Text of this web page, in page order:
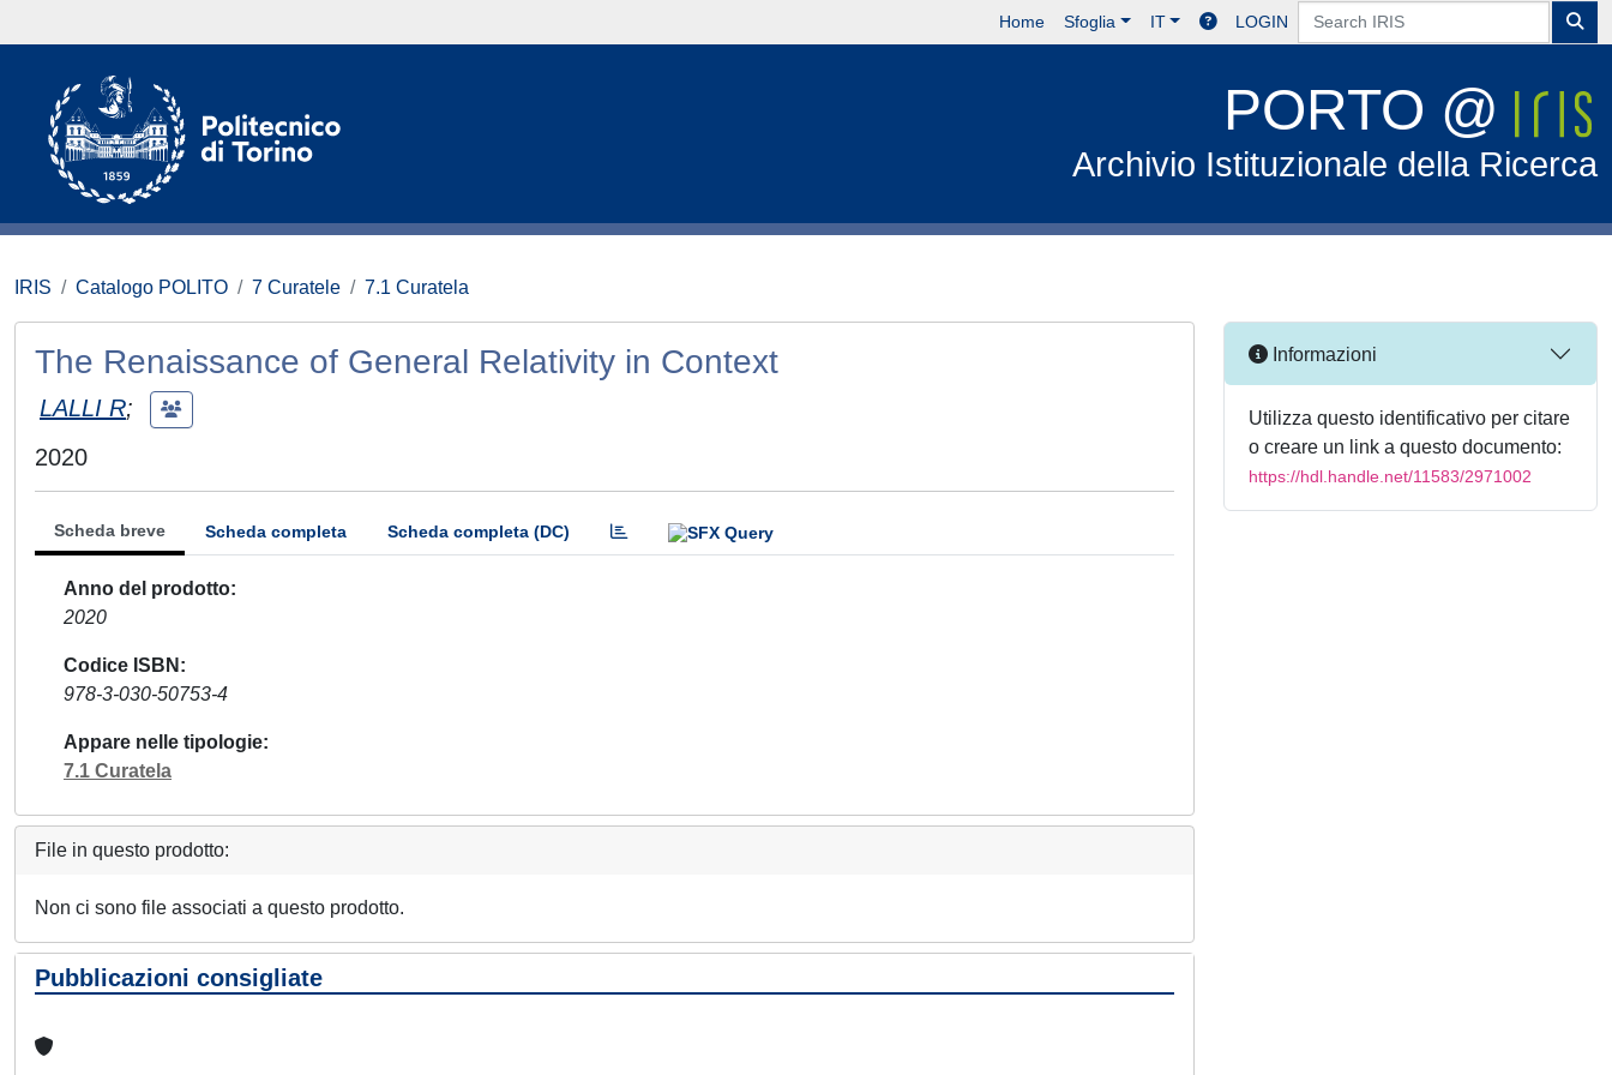
Home Sfoglia IT LOGIN
PORTO @
Archivio Istituzionale della Ricerca
IRIS Catalogo POLITO 7 Curatele 7.1 Curatela
The Renaissance of General Relativity in Context
LALLI R;
2020
Scheda breve Scheda completa Scheda completa (DC)
Anno del prodotto
2020
Codice ISBN
978-3-030-50753-4
Appare nelle tipologie
7.1 Curatela
File in questo prodotto:
Non ci sono file associati a questo prodotto.
Pubblicazioni consigliate
Informazioni
Utilizza questo identificativo per citare
o creare un link a questo documento:
https://hdl.handle.net/11583/2971002